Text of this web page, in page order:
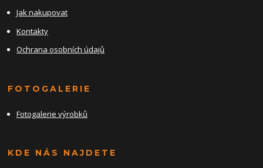
Jak nakupovat
Kontakty
Ochrana osobních údajů
FOTOGALERIE
Fotogalerie výrobků
KDE NÁS NAJDETE